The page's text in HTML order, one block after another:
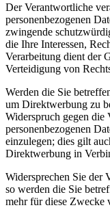
Der Verantwortliche
personenbezogenen
zwingende
die Ihre Interessen,
Verarbeitung dient der
Verteidigung von
Werden die Sie
um Direktwerbung zu
Widerspruch gegen die
personenbezogenen
einzulegen; dies gilt
Direktwerbung in
Widersprechen Sie der
so werden die Sie
mehr für diese Zwecke